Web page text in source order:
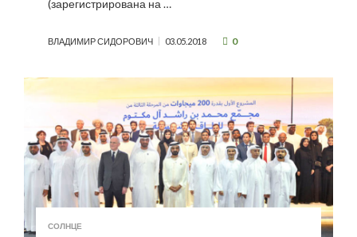
(зарегистрирована на …
ВЛАДИМИР СИДОРОВИЧ 03.05.2018 0
СОЛНЦЕ